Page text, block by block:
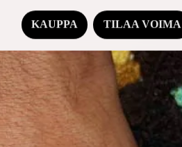
KAUPPA TILAA VOIMA